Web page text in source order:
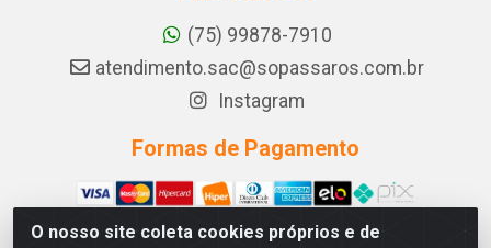
O nosso site coleta cookies próprios e de
(75) 99878-7910
atendimento.sac@sopassaros.com.br
Instagram
Formas de Pagamento